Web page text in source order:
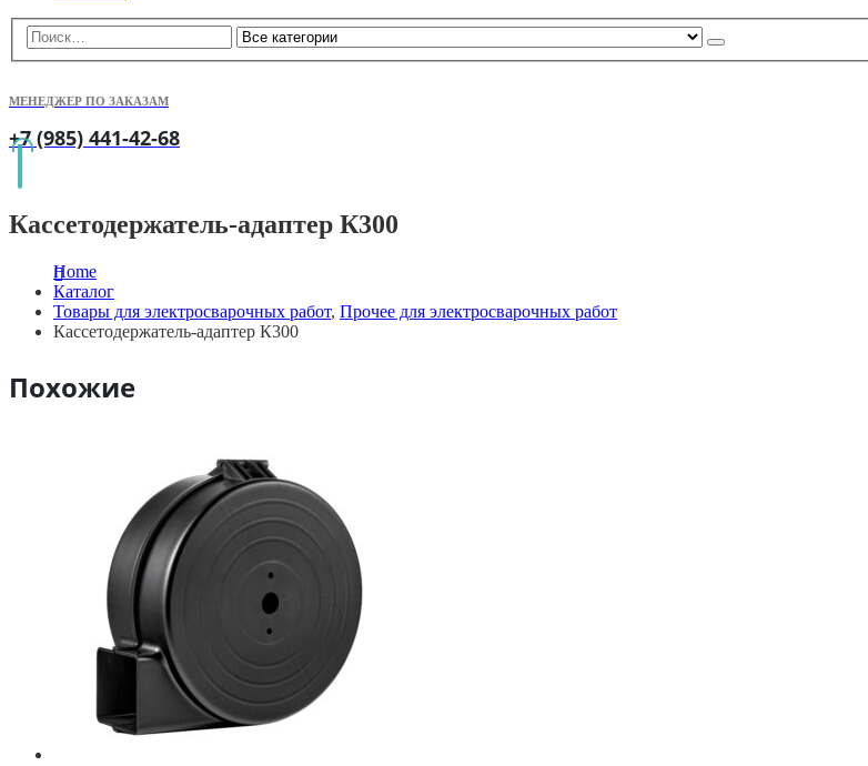
МЕНЕДЖЕР ПО ЗАКАЗАМ
+7 (985) 441-42-68
Кассетодержатель-адаптер К300
Home
Каталог
Товары для электросварочных работ, Прочее для электросварочных работ
Кассетодержатель-адаптер К300
Похожие